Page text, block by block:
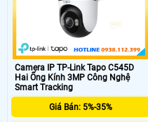
Camera IP TP-Link Tapo C545D
Hai Ống Kính 3MP Công Nghệ
Smart Tracking
Giá Bán: 5%-35%